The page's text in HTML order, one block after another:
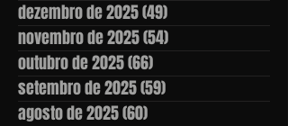
dezembro de 2025(49)
novembro de 2025(54)
outubro de 2025(66)
setembro de 2025(59)
agosto de 2025(60)